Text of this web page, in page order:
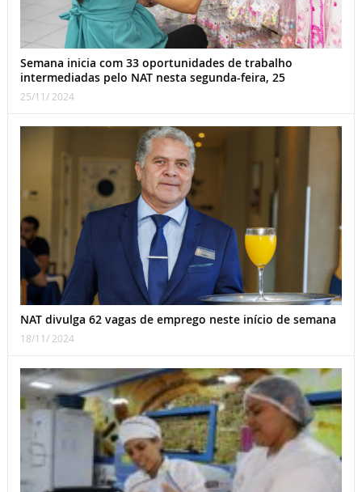
Semana inicia com 33 oportunidades de trabalho
intermediadas pelo NAT nesta segunda-feira, 25
25/11/ 2024
NAT divulga 62 vagas de emprego neste início de semana
18/11/ 2024